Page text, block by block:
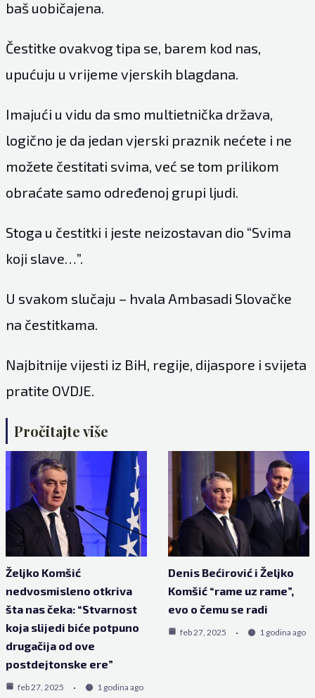
baš uobičajena.
Čestitke ovakvog tipa se, barem kod nas,
upućuju u vrijeme vjerskih blagdana.
Imajući u vidu da smo multietnička država,
logično je da jedan vjerski praznik nećete i ne
možete čestitati svima, već se tom prilikom
obraćate samo određenoj grupi ljudi.
Stoga u čestitki i jeste neizostavan dio “Svima
koji slave…”.
U svakom slučaju – hvala Ambasadi Slovačke
na čestitkama.
Najbitnije vijesti iz BiH, regije, dijaspore i svijeta
pratite OVDJE.
Pročitajte više
Željko Komšić
nedvosmisleno otkriva
šta nas čeka: “Stvarnost
koja slijedi biće potpuno
drugačija od ove
postdejtonske ere”
feb 27, 2025 1 godina ago
Denis Bećirović i Željko
Komšić “rame uz rame”,
evo o čemu se radi
feb 27, 2025 1 godina ago